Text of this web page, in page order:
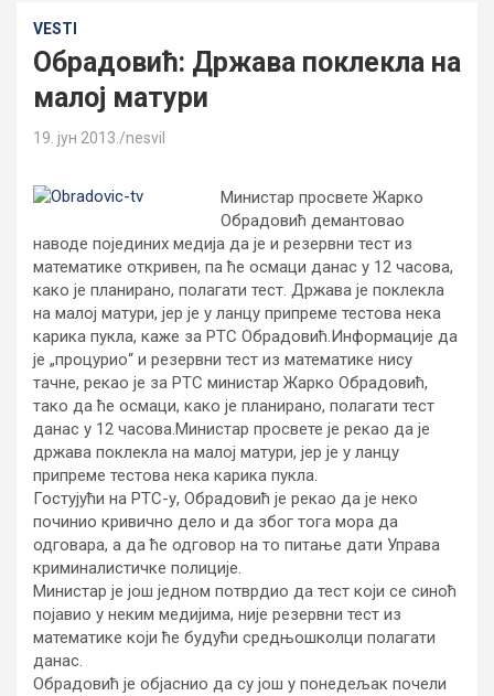
VESTI
Обрадовић: Држава поклекла на
малој матури
19. јун 2013. nesvil
Министар просвете Жарко
Обрадовић демантовао
наводе појединих медија да је и резервни тест из
математике откривен, па ће осмаци данас у 12 часова,
како је планирано, полагати тест. Држава је поклекла
на малој матури, јер је у ланцу припреме тестова нека
карика пукла, каже за РТС Обрадовић.Информације да
је „процурио“ и резервни тест из математике нису
тачне, рекао је за РТС министар Жарко Обрадовић,
тако да ће осмаци, како је планирано, полагати тест
данас у 12 часова.Министар просвете је рекао да је
држава поклекла на малој матури, јер је у ланцу
припреме тестова нека карика пукла.
Гостујући на РТС-у, Обрадовић је рекао да је неко
починио кривично дело и да због тога мора да
одговара, а да ће одговор на то питање дати Управа
криминалистичке полиције.
Министар је још једном потврдио да тест који се синоћ
појавио у неким медијима, није резервни тест из
математике који ће будући средњошколци полагати
данас.
Обрадовић је објаснио да су још у понедељак почели